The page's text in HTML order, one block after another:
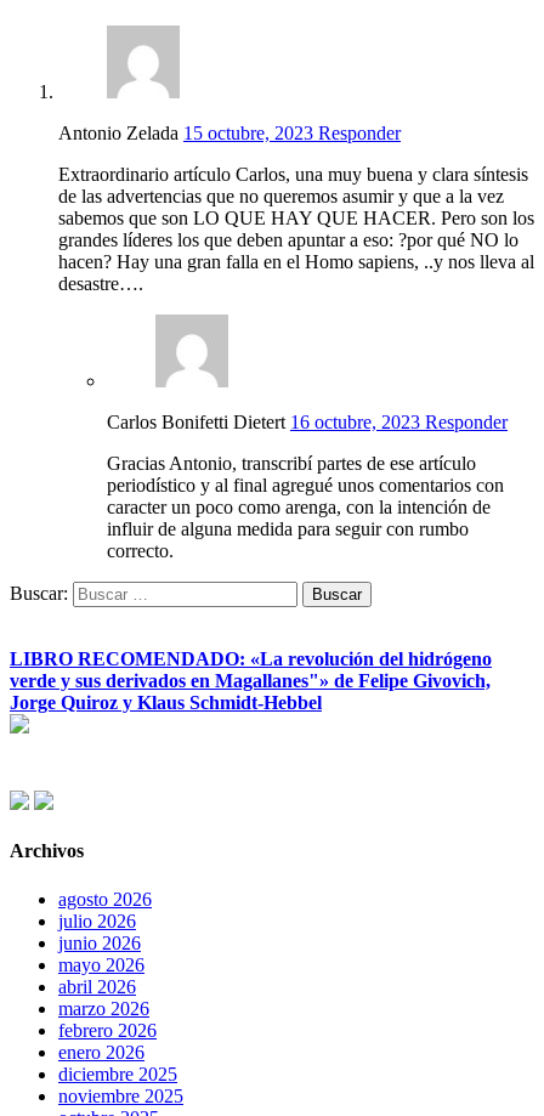
Antonio Zelada 15 octubre, 2023 Responder
Extraordinario artículo Carlos, una muy buena y clara síntesis
de las advertencias que no queremos asumir y que a la vez
sabemos que son LO QUE HAY QUE HACER. Pero son los
grandes líderes los que deben apuntar a eso: ?por qué NO lo
hacen? Hay una gran falla en el Homo sapiens, ..y nos lleva al
desastre….
Carlos Bonifetti Dietert 16 octubre, 2023 Responder
Gracias Antonio, transcribí partes de ese artículo
periodístico y al final agregué unos comentarios con
caracter un poco como arenga, con la intención de
influir de alguna medida para seguir con rumbo
correcto.
Buscar:
LIBRO RECOMENDADO: «La revolución del hidrógeno
verde y sus derivados en Magallanes"» de Felipe Givovich,
Jorge Quiroz y Klaus Schmidt-Hebbel
Archivos
agosto 2026
julio 2026
junio 2026
mayo 2026
abril 2026
marzo 2026
febrero 2026
enero 2026
diciembre 2025
noviembre 2025